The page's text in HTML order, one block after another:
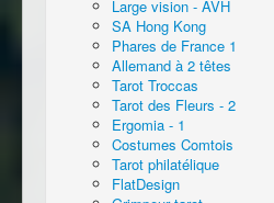
Large vision - AVH
SA Hong Kong
Phares de France 1
Allemand à 2 têtes
Tarot Troccas
Tarot des Fleurs - 2
Ergomia - 1
Costumes Comtois
Tarot philatélique
FlatDesign